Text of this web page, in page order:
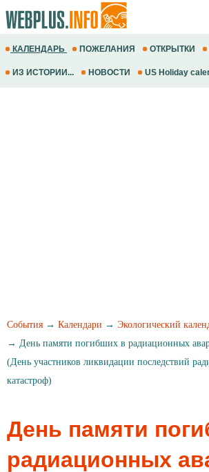
КАЛЕНДАРЬ ПОЖЕЛАНИЯ ОТКРЫТКИ
ИЗ ИСТОРИИ... НОВОСТИ US Holiday
События → Календари → Экологический
→ День памяти погибших в радиационных
(День участников ликвидации последствий
катастроф)
День памяти
радиационных